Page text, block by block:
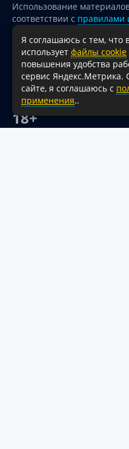
Использование
соответствии с правилами
опубликованных на сайте
При перепечатке и
на источник обязательна.
Для сайтов и страниц
активная гиперссылка на
администрации
18+
Я соглашаюсь с тем, что
использует файлы cookie
повышения удобства
сервис Яндекс.Метрика.
сайте, я соглашаюсь с
применения..